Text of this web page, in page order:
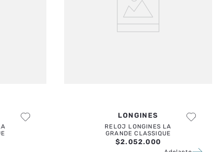
LONGINES
RELOJ LONGINES LA
GRANDE CLASSIQUE
$2.052.000